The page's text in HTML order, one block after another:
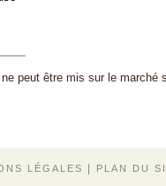
peut être mis sur le marché
LÉGALES | PLAN DU